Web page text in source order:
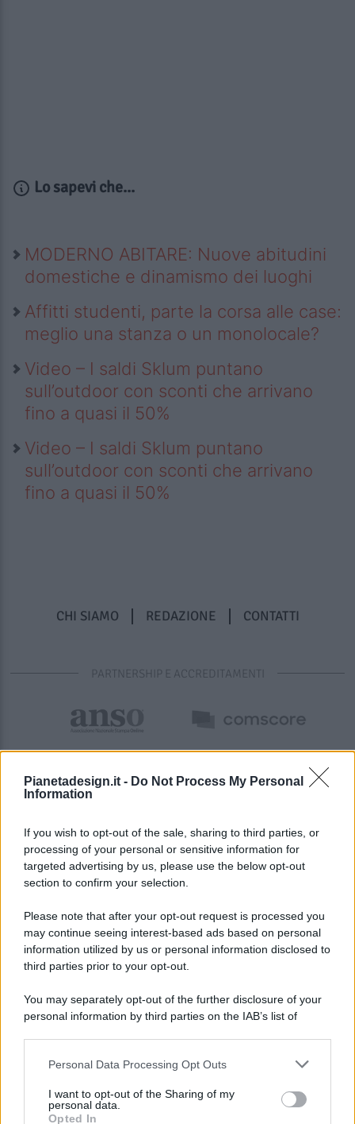
Pianetadesign.it - Do Not Process My Personal
Information
If you wish to opt-out of the sale, sharing to third parties, or
processing of your personal or sensitive information for
targeted advertising by us, please use the below opt-out
section to confirm your selection.
Please note that after your opt-out request is processed you
may continue seeing interest-based ads based on personal
information utilized by us or personal information disclosed to
third parties prior to your opt-out.
You may separately opt-out of the further disclosure of your
personal information by third parties on the IAB’s list of
This information may also be disclosed by us to third parties
disclose it to other third parties.
Personal Data Processing Opt Outs
I want to opt-out of the Sharing of my
personal data.
Opted In
Lo sapevi che...
MODERNO ABITARE: Nuove abitudini
domestiche e dinamismo dei luoghi
Affitti studenti, parte la corsa alle case:
meglio una stanza o un monolocale?
Video – I saldi Sklum puntano
sull’outdoor con sconti che arrivano
fino a quasi il 50%
Video – I saldi Sklum puntano
sull’outdoor con sconti che arrivano
fino a quasi il 50%
CHI SIAMO REDAZIONE CONTATTI
PARTNERSHIP E ACCREDITAMENTI
© 2026 - Pianeta Design - P.IVA 04827280654 - Testata
Registrata Al Tribunale Di Nocera Inferiore N. 8/2020 - RG N.
ISCRIZIONE AL ROC N. 35792 – ISCRITTA ALL’ANSO
(ASSOCIAZIONE NAZIONALE STAMPA ONLINE)
PREFERENZE PRIVACY